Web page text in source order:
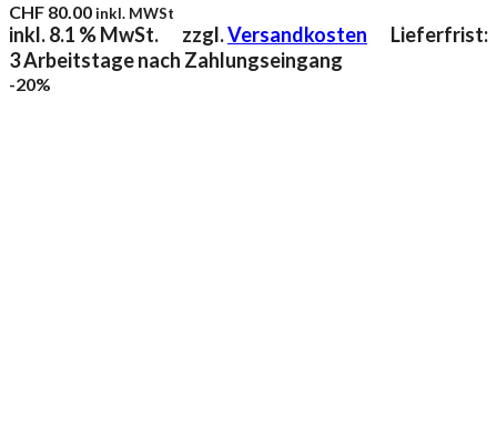
CHF 80.00inkl. MWSt
inkl. 8.1 % MwSt. zzgl.Versandkosten
Lieferfrist:
3 Arbeitstage nach Zahlungseingang
-20%